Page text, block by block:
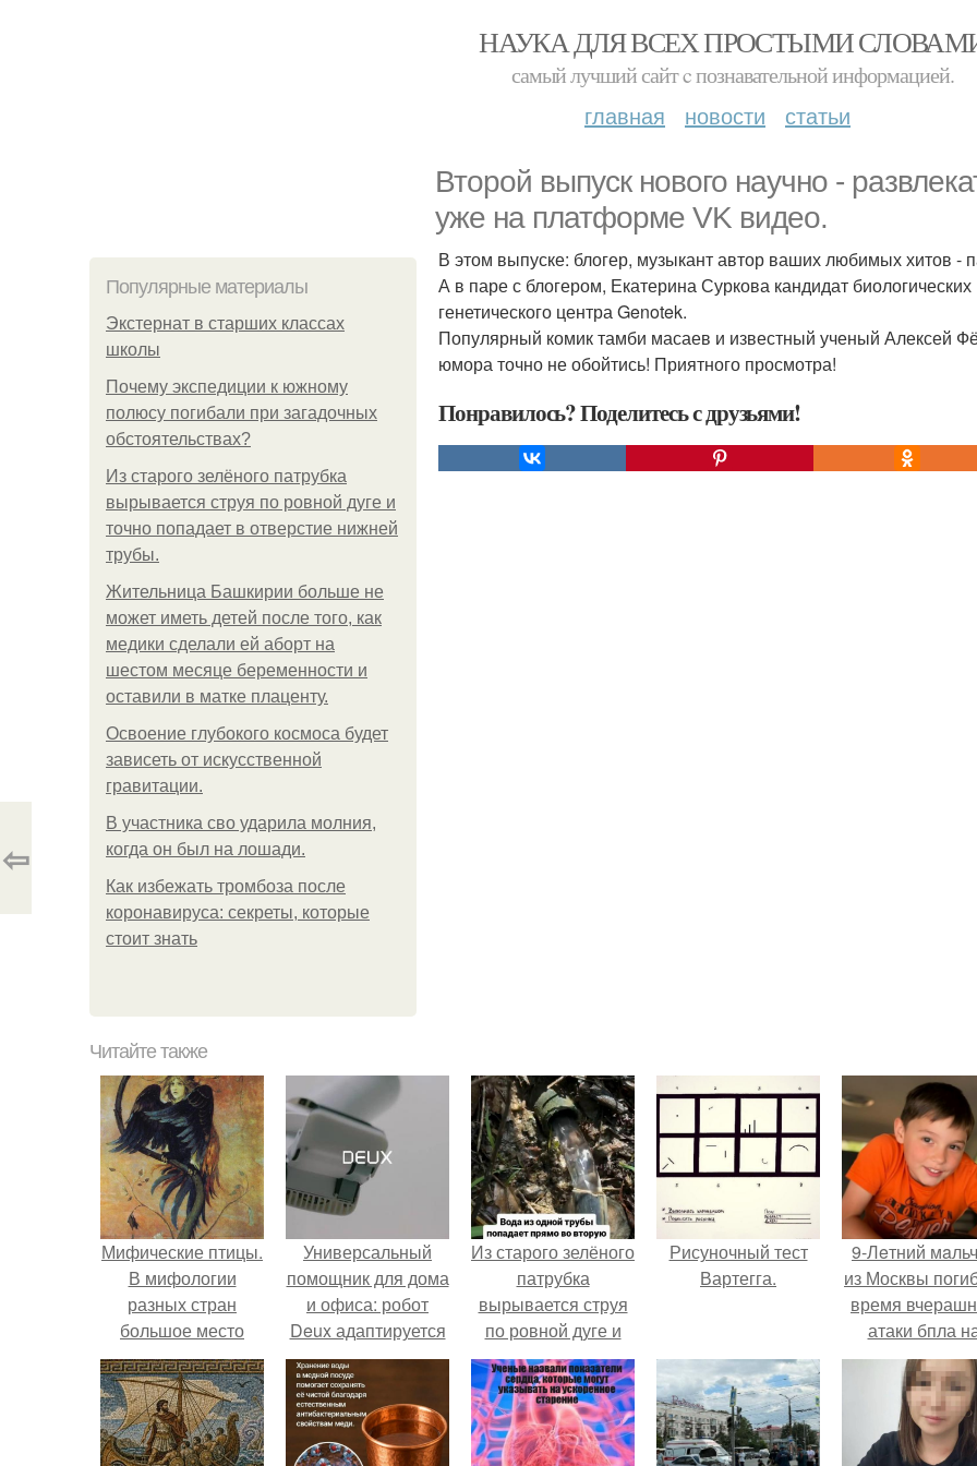
НАУКА ДЛЯ ВСЕХ ПРОСТЫМИ
самый лучший сайт c познавательной информацией.
главная новости статьи
Второй выпуск нового научно -
уже на платформе VK видео.
Популярные материалы
Экстернат в старших классах
школы
Почему экспедиции к южному
полюсу погибали при загадочных
обстоятельствах?
Из старого зелёного патрубка
вырывается струя по ровной дуге и
точно попадает в отверстие нижней
трубы.
Жительница Башкирии больше не
может иметь детей после того, как
медики сделали ей аборт на
шестом месяце беременности и
оставили в матке плаценту.
Освоение глубокого космоса будет
зависеть от искусственной
гравитации.
В участника сво ударила молния,
когда он был на лошади.
Как избежать тромбоза после
коронавируса: секреты, которые
стоит знать
В этом выпуске: блогер, музыкант автор ваших любимых хитов -
А в паре с блогером, Екатерина Суркова кандидат
генетического центра Genotek.
Популярный комик тамби масаев и известный ученый Алексей
юмора точно не обойтись! Приятного просмотра!
Понравилось? Поделитесь с друзьями!
⇦
Читайте также
Мифические птицы.
В мифологии
разных стран
большое место
занимают образы
птиц.
Универсальный
помощник для дома
и офиса: робот
Deux адаптируется
к разным задачам.
Из старого зелёного
патрубка
вырывается струя
по ровной дуге и
точно попадает в
отверстие нижней
трубы.
Рисуночный тест
Вартегга.
9-Лeтний
из Москвы
время
атаки бпла
пляже под